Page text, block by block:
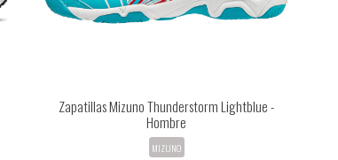
Zapatillas Mizuno Thunderstorm Lightblue -
Hombre
MIZUNO